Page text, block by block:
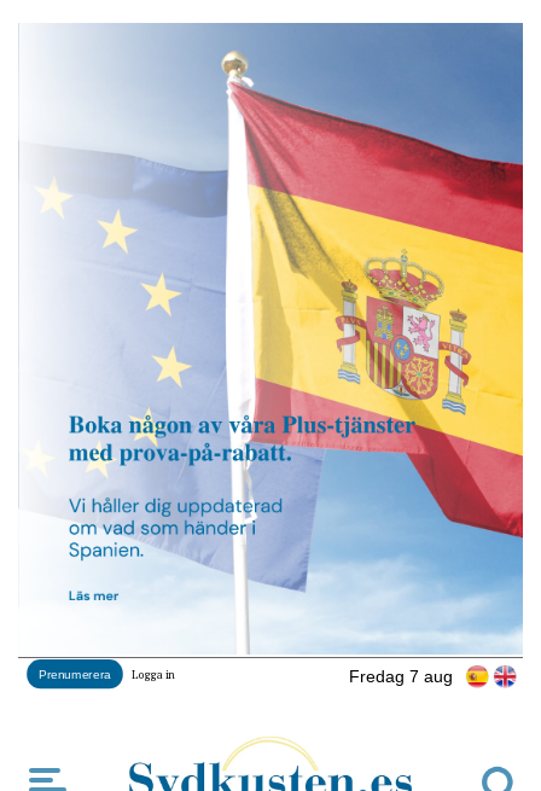
Fredag 7 aug
Prenumerera Logga in